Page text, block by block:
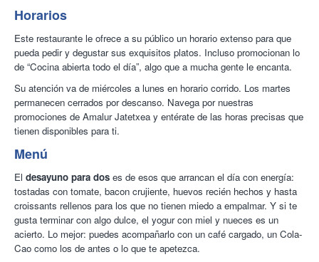
Horarios
Este restaurante le ofrece a su público un horario extenso para que
pueda pedir y degustar sus exquisitos platos. Incluso promocionan lo
de “Cocina abierta todo el día”, algo que a mucha gente le encanta.
Su atención va de miércoles a lunes en horario corrido. Los martes
permanecen cerrados por descanso. Navega por nuestras
promociones de Amalur Jatetxea y entérate de las horas precisas que
tienen disponibles para ti.
Menú
El desayuno para dos es de esos que arrancan el día con energía:
tostadas con tomate, bacon crujiente, huevos recién hechos y hasta
croissants rellenos para los que no tienen miedo a empalmar. Y si te
gusta terminar con algo dulce, el yogur con miel y nueces es un
acierto. Lo mejor: puedes acompañarlo con un café cargado, un Cola-
Cao como los de antes o lo que te apetezca.